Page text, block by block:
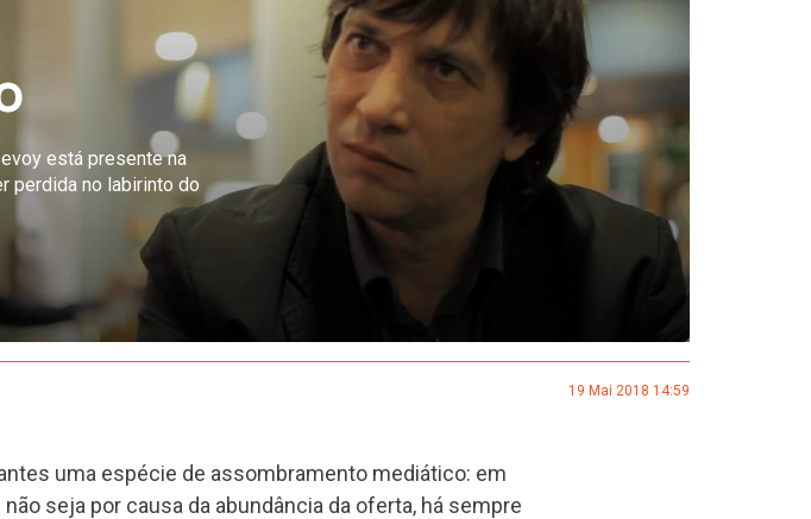
está presente na
perdida no labirinto do
19 Mai 2018 14:59
uma espécie de assombramento mediático: em
seja por causa da abundância da oferta, há sempre